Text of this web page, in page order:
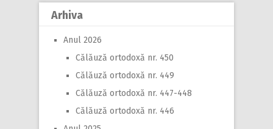
Arhiva
Anul 2026
Călăuză ortodoxă nr. 450
Călăuză ortodoxă nr. 449
Călăuză ortodoxă nr. 447-448
Călăuză ortodoxă nr. 446